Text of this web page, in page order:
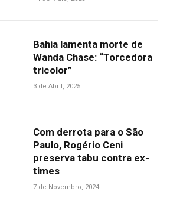
Bahia lamenta morte de
Wanda Chase: “Torcedora
tricolor”
3 de Abril, 2025
Com derrota para o São
Paulo, Rogério Ceni
preserva tabu contra ex-
times
7 de Novembro, 2024